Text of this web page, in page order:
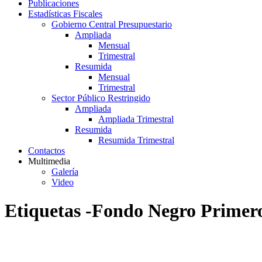
Publicaciones
Estadísticas Fiscales
Gobierno Central Presupuestario
Ampliada
Mensual
Trimestral
Resumida
Mensual
Trimestral
Sector Público Restringido
Ampliada
Ampliada Trimestral
Resumida
Resumida Trimestral
Contactos
Multimedia
Galería
Video
Etiquetas -Fondo Negro